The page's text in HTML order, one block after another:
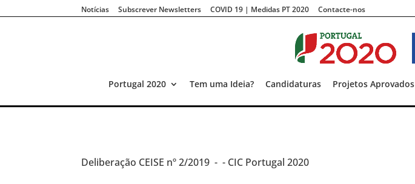
Notícias Subscrever Newsletters COVID 19 | Medidas PT 2020 Contacte-nos
Portugal 2020 Tem uma Ideia? Candidaturas Projetos Aprovados
Deliberação CEISE nº 2/2019 -- CIC Portugal 2020